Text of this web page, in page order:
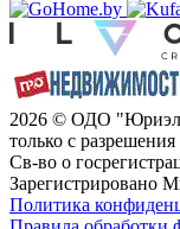
2026 © ОДО
только с разрешения
Св-во о
Зарегистрировано
Политика